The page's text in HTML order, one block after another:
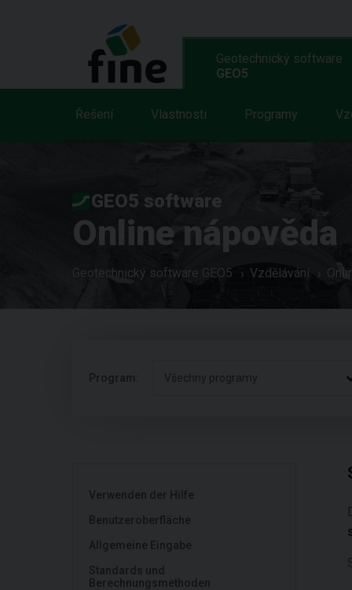
Geotechnický software
GEO5
Řešení Vlastnosti Programy
GEO5 software
Online nápověda
Geotechnický software GEO5 Vzdělávání
Program: Všechny programy
Verwenden der Hilfe
Benutzeroberfläche
Allgemeine Eingabe
Standards und
Berechnungsmethoden